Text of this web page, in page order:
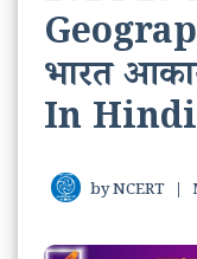
भारत
In Hindi
byNCERT |